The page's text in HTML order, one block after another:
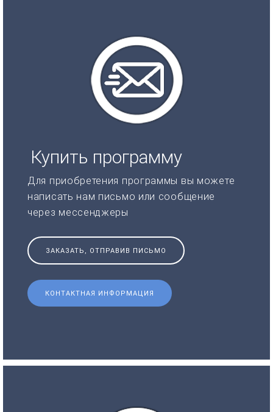
Купить программу
Для приобретения программы вы можете
написать нам письмо или сообщение
через мессенджеры
ЗАКАЗАТЬ, ОТПРАВИВ ПИСЬМО
КОНТАКТНАЯ ИНФОРМАЦИЯ